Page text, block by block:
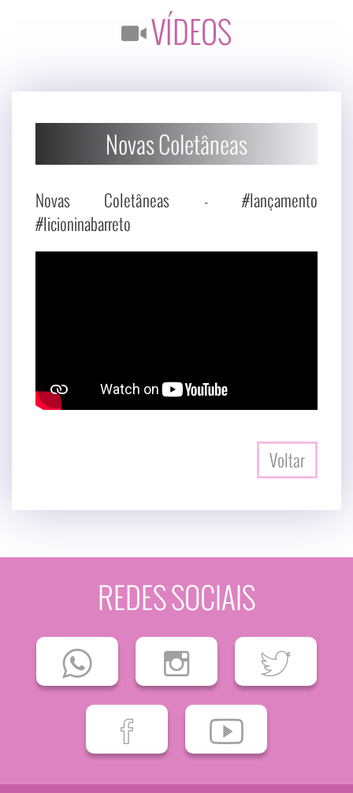
VÍDEOS
Novas Coletâneas
Novas Coletâneas - #lançamento
#licioninabarreto
Voltar
REDES SOCIAIS